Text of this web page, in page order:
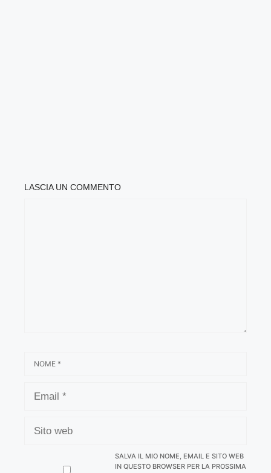
LASCIA UN COMMENTO
WEB
SALVA IL MIO NOME, EMAIL E SITO WEB
IN QUESTO BROWSER PER LA PROSSIMA